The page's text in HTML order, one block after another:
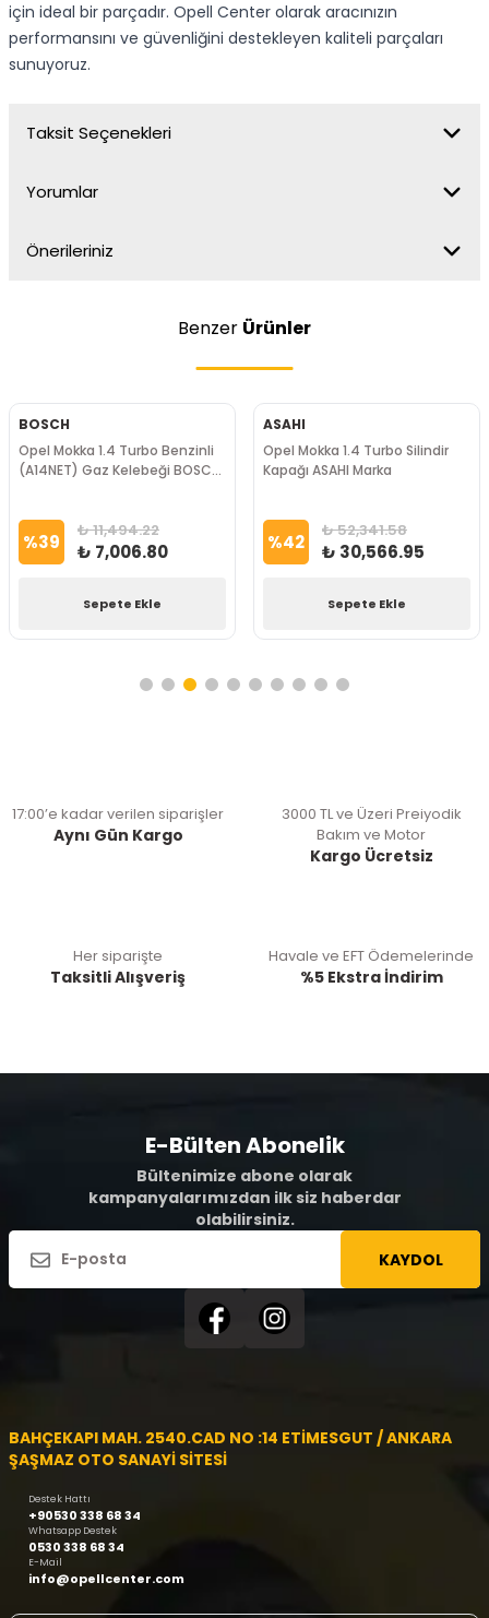
için ideal bir parçadır. Opell Center olarak aracınızın
performansını ve güvenliğini destekleyen kaliteli parçaları
sunuyoruz.
Taksit Seçenekleri
Yorumlar
Önerileriniz
Benzer Ürünler
BOSCH
Opel Mokka 1.4 Turbo Benzinli
(A14NET) Gaz Kelebeği BOSCH
%39 ₺ 11,494.22
₺ 7,006.80
Sepete Ekle
ASAHI
Opel Mokka 1.4 Turbo Silindir
Kapağı ASAHI Marka
%42 ₺ 52,341.58
₺ 30,566.95
Sepete Ekle
17:00’e kadar verilen siparişler
Aynı Gün Kargo
3000 TL ve Üzeri Preiyodik
Bakım ve Motor
Kargo Ücretsiz
Her siparişte
Taksitli Alışveriş
Havale ve EFT Ödemelerinde
%5 Ekstra İndirim
E-Bülten Abonelik
Bültenimize abone olarak
kampanyalarımızdan ilk siz haberdar
olabilirsiniz.
KAYDOL
BAHÇEKAPI MAH. 2540.CAD NO :14 ETİMESGUT / ANKARA
ŞAŞMAZ OTO SANAYİ SİTESİ
Destek Hattı
+90530 338 68 34
Whatsapp Destek
0530 338 68 34
E-Mail
info@opellcenter.com